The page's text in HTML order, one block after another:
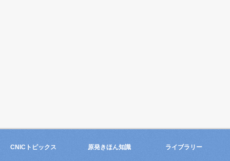
CNICトピックス 原発きほん知識 ライブラリー